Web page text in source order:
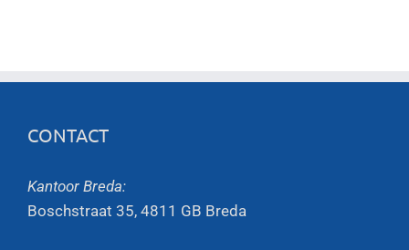
CONTACT
Kantoor Breda:
Boschstraat 35, 4811 GB Breda